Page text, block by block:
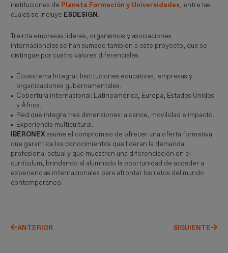
instituciones de Planeta Formación y Universidades, entre las
cuales se incluye ESDESIGN .
Treinta empresas líderes, organismos y asociaciones
internacionales se han sumado también a este proyecto, que se
distingue por cuatro valores diferenciales:
Ecosistema Integral: Instituciones educativas, empresas y
organizaciones gubernamentales.
Cobertura internacional: Latinoamérica, Europa, Estados Unidos
y África.
Red que integra tres dimensiones: alcance, movilidad e impacto.
Experiencia multicultural.
IBERONEX asume el compromiso de ofrecer una oferta formativa
que garantice los conocimientos que lideran la demanda
profesional actual y que muestren una diferenciación en el
currículum, brindando al alumnado la oportunidad de acceder a
experiencias internacionales para afrontar los retos del mundo
contemporáneo.
ANTERIOR SIGUIENTE